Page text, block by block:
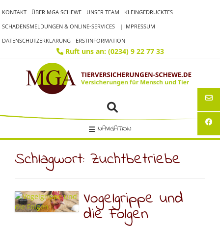
to
content
KONTAKT ÜBER MGA SCHEWE UNSER TEAM
KLEINGEDRUCKTES
SCHADENSMELDUNGEN & ONLINE-SERVICES
| IMPRESSUM
DATENSCHUTZERKLÄRUNG
ERSTINFORMATION
Ruft uns an: (0234) 9 22 77 33
NAVIGATION
Schlagwort: Zuchtbetriebe
Vogelgrippe und
die Folgen